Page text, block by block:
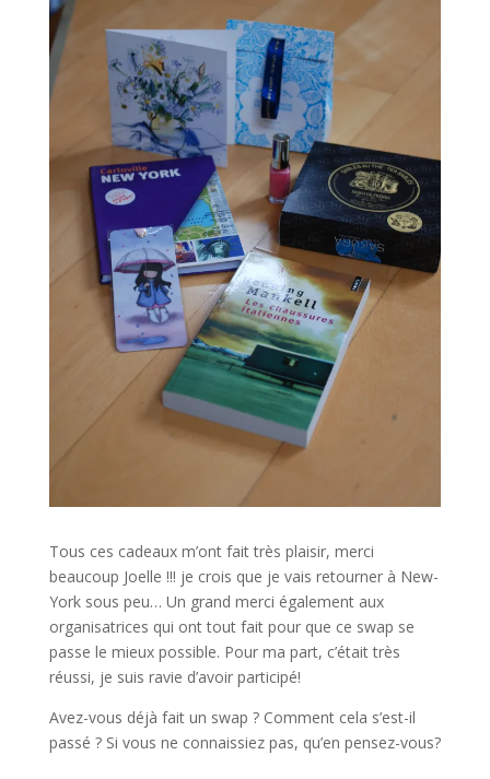
Tous ces cadeaux m’ont fait très plaisir, merci
beaucoup Joelle !!! je crois que je vais retourner à New-
York sous peu… Un grand merci également aux
organisatrices qui ont tout fait pour que ce swap se
passe le mieux possible. Pour ma part, c’était très
réussi, je suis ravie d’avoir participé!
Avez-vous déjà fait un swap ? Comment cela s’est-il
passé ? Si vous ne connaissiez pas, qu’en pensez-vous?